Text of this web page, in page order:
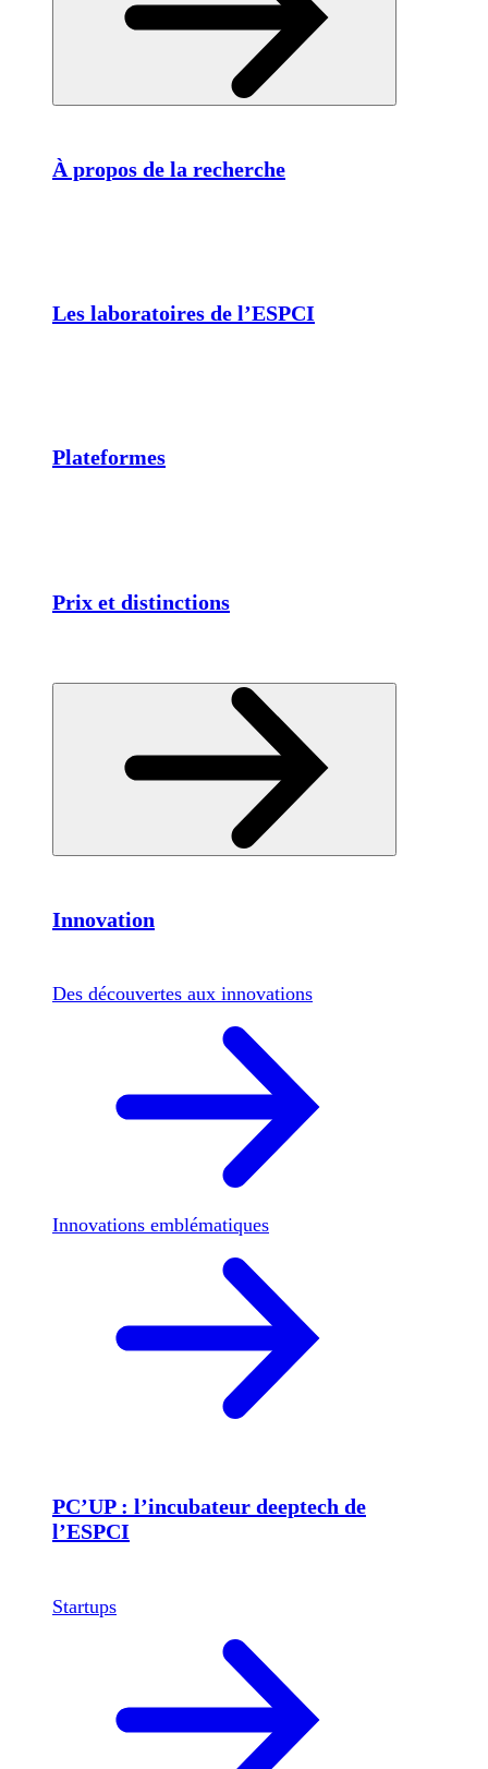
À propos de la recherche
Les laboratoires de l’ESPCI
Plateformes
Prix et distinctions
Innovation
Des découvertes aux innovations
Innovations emblématiques
PC’UP : l’incubateur deeptech de
l’ESPCI
Startups